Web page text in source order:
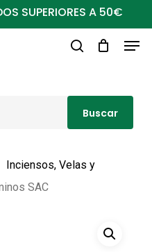
SUPERIORES A 50€
Buscar
Inciensos, Velas y
SAC
Close